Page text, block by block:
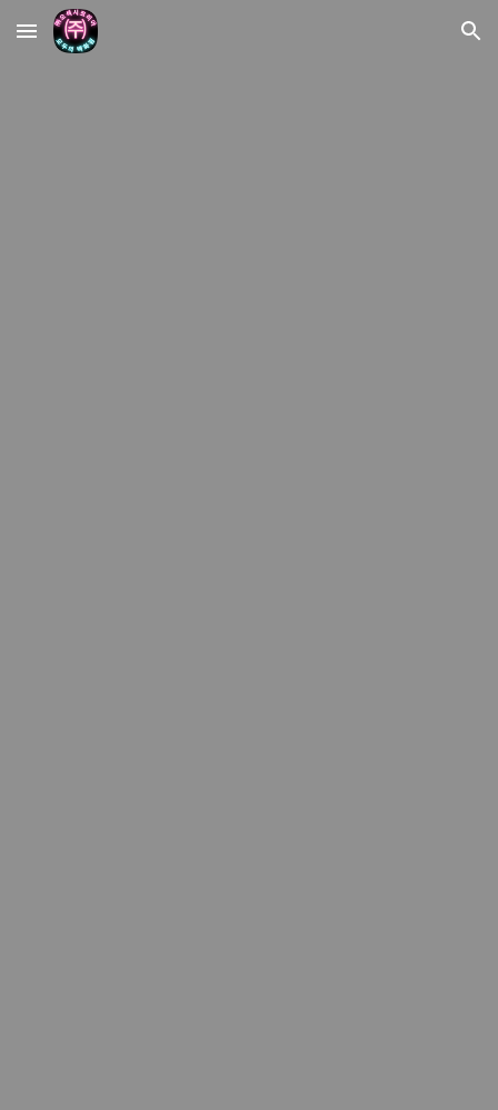
Skip to main content Skip to navigation